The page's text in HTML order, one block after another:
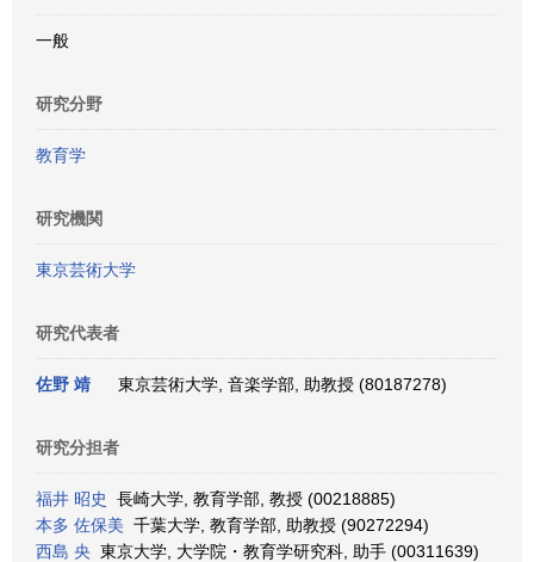
一般
研究分野
教育学
研究機関
東京芸術大学
研究代表者
佐野 靖 東京芸術大学, 音楽学部, 助教授 (80187278)
研究分担者
福井 昭史
長崎大学, 教育学部, 教授 (00218885)
本多 佐保美 千葉大学, 教育学部, 助教授 (90272294)
西島 央 東京大学, 大学院・教育学研究科, 助手 (00311639)